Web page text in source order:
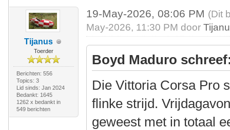
Tijanus
Toerder
Berichten: 556
Topics: 3
Lid sinds: Jan 2024
Bedankt: 1645
1262 x bedankt in
549 berichten
19-May-2026, 08:06 PM (Dit
May-2026, 11:30 PM door
Boyd Maduro
Die Vittoria Corsa Pro
flinke strijd.
geweest met in totaal